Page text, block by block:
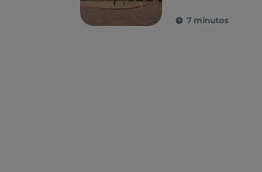
7 minutos